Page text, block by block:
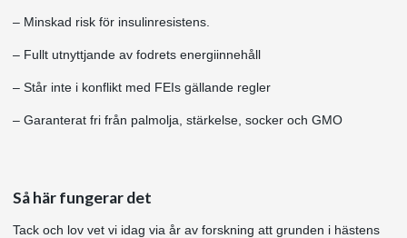
– Minskad risk för insulinresistens.
– Fullt utnyttjande av fodrets energiinnehåll
– Står inte i konflikt med FEIs gällande regler
– Garanterat fri från palmolja, stärkelse, socker och GMO
Så här fungerar det
Tack och lov vet vi idag via år av forskning att grunden i hästens